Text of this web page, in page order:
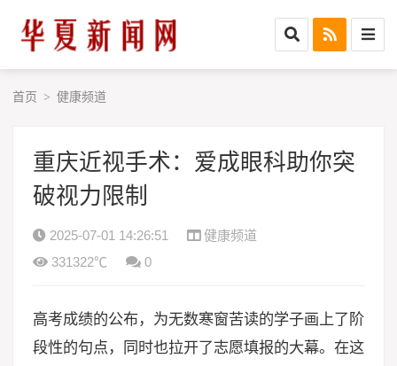
首页 > 健康频道
重庆近视手术：爱成眼科助你突
破视力限制
2025-07-01 14:26:51
健康频道
331322℃
0
高考成绩的公布，为无数寒窗苦读的学子画上了阶
段性的句点，同时也拉开了志愿填报的大幕。在这